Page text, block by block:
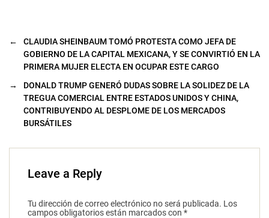
←
CLAUDIA SHEINBAUM TOMÓ PROTESTA COMO JEFA DE
GOBIERNO DE LA CAPITAL MEXICANA, Y SE CONVIRTIÓ EN LA
PRIMERA MUJER ELECTA EN OCUPAR ESTE CARGO
→
DONALD TRUMP GENERÓ DUDAS SOBRE LA SOLIDEZ DE LA
TREGUA COMERCIAL ENTRE ESTADOS UNIDOS Y CHINA,
CONTRIBUYENDO AL DESPLOME DE LOS MERCADOS
BURSÁTILES
Leave a Reply
Tu dirección de correo electrónico no será publicada. Los
campos obligatorios están marcados con *